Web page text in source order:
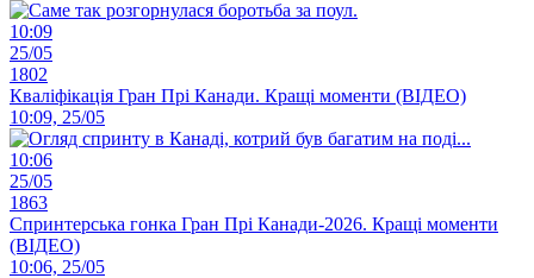
10:09
25/05
1802
Кваліфікація Гран Прі Канади. Кращі моменти (ВІДЕО)
10:09, 25/05
10:06
25/05
1863
Спринтерська гонка Гран Прі Канади-2026. Кращі моменти
(ВІДЕО)
10:06, 25/05